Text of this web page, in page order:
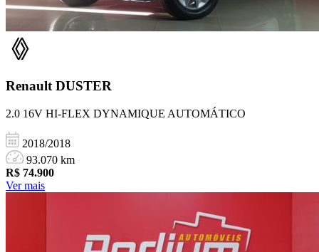
RenaultDUSTER
2.0 16V HI-FLEX DYNAMIQUE AUTOMÁTICO
2018/2018
93.070 km
R$ 74.900
Ver mais